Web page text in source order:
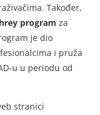
Također,
program za
je dio
i pruža
u u periodu od
stranici